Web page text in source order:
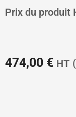
Prix du produit
474,00 €
Le
prix
HT